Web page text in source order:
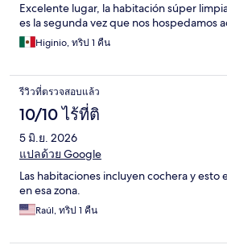
Excelente lugar, la habitación súper
es la segunda vez que nos hospedamos
Higinio, ทริป 1 คืน
รีวิวที่ตรวจสอบแล้ว
10/10 ไร้ที่ติ
5 มิ.ย. 2026
แปลด้วย Google
Las habitaciones incluyen cochera y esto
en esa zona.
Raúl, ทริป 1 คืน